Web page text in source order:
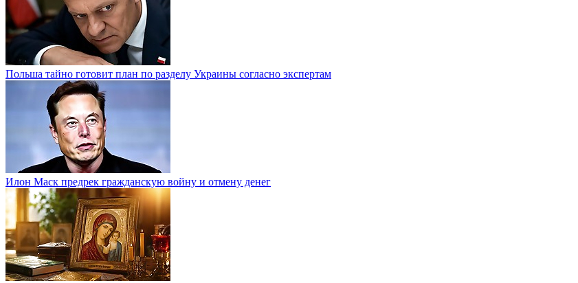
Польша тайно готовит план по разделу Украины согласно экспертам
Илон Маск предрек гражданскую войну и отмену денег